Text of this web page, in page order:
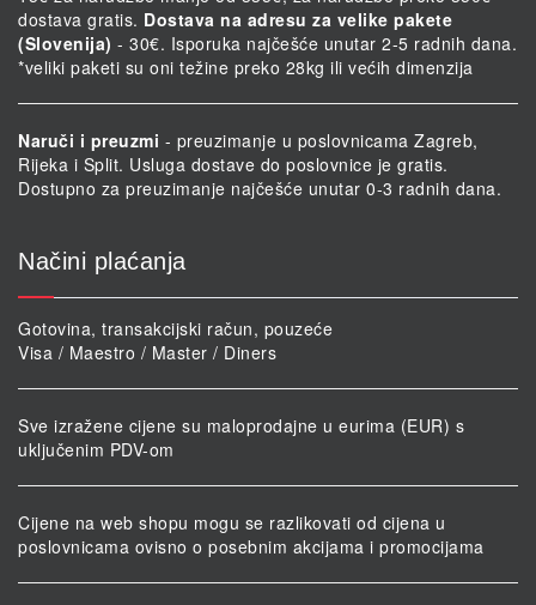
dostava gratis. Dostava na adresu za velike pakete
(Slovenija) - 30€. Isporuka najčešće unutar 2-5 radnih dana.
*veliki paketi su oni težine preko 28kg ili većih dimenzija
Naruči i preuzmi - preuzimanje u poslovnicama Zagreb,
Rijeka i Split. Usluga dostave do poslovnice je gratis.
Dostupno za preuzimanje najčešće unutar 0-3 radnih dana.
Načini plaćanja
Gotovina, transakcijski račun, pouzeće
Visa / Maestro / Master / Diners
Sve izražene cijene su maloprodajne u eurima (EUR) s
uključenim PDV-om
Cijene na web shopu mogu se razlikovati od cijena u
poslovnicama ovisno o posebnim akcijama i promocijama